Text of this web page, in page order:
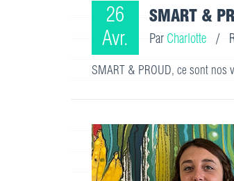
26
Avr.
SMART &
Par Charlotte /
SMART & PROUD, ce sont